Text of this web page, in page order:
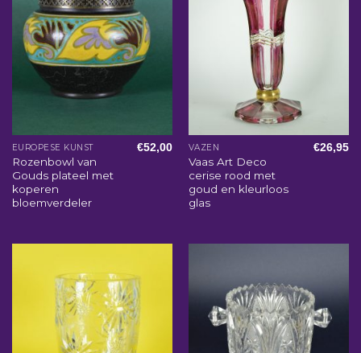
EUROPESE KUNST
Rozenbowl van
Gouds plateel met
koperen
bloemverdeler
€52,00 VAZEN
Vaas Art Deco
cerise rood met
goud en kleurloos
glas
€26,95